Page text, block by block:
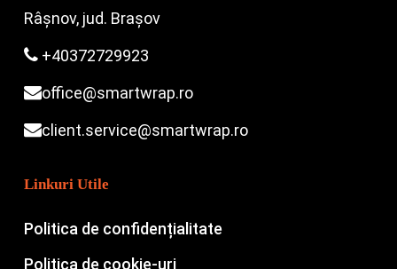
Râșnov, jud. Brașov
+40372729923
office@smartwrap.ro
client.service@smartwrap.ro
Linkuri Utile
Politica de confidențialitate
Politica de cookie-uri